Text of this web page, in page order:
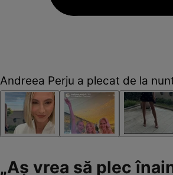
Andreea Perju a plecat de la
„Aș vrea să plec